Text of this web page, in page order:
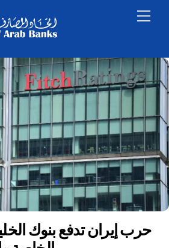
حرب إيران تدفع بنوك